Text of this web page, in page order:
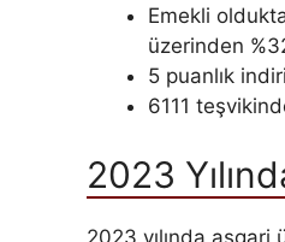
Emekli
üzerinden
5 puanlık
6111
2023
2023 yılında